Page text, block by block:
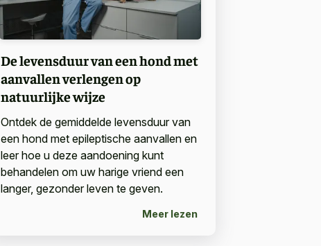
De levensduur van een hond met
aanvallen verlengen op
natuurlijke wijze
Ontdek de gemiddelde levensduur van
een hond met epileptische aanvallen en
leer hoe u deze aandoening kunt
behandelen om uw harige vriend een
langer, gezonder leven te geven.
Meer lezen